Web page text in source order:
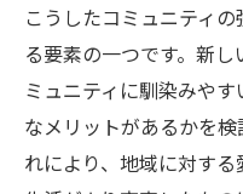
こうしたコミュニティ
る要素の一つです。新
ミュニティに馴染みや
なメリットがあるかを
れにより、地域に対す